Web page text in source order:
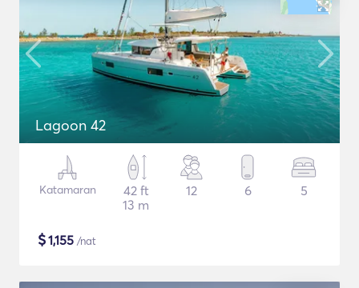
Lagoon 42
Katamaran
42 ft
13 m
12 6 5
$1,155 /nat